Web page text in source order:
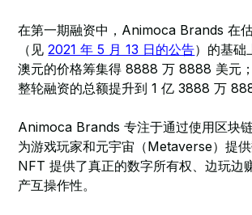
在第一期融资中，Animoca Brands 在
（见2021 年 5 月 13 日的公告）的基础
澳元的价格筹集得 8888 万 8888 美元
整轮融资的总额提升到 1 亿 3888 万
Animoca Brands 专注于通过使用区块
为游戏玩家和元宇宙（Metaverse）提
NFT 提供了真正的数字所有权、边玩边
产互操作性。